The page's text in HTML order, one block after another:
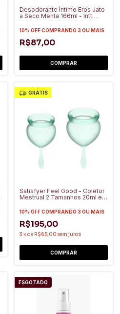
Desodorante Íntimo Eros Jato
a Seco Menta 166ml - Intt
10% OFF COMPRANDO 3 OU MAIS
R$87,00
GRÁTIS
Satisfyer Feel Good - Coletor
Mestrual 2 Tamanhos 20ml e
10% OFF COMPRANDO 3 OU MAIS
R$195,00
3 x de R$65,00 sem juros
ESGOTADO